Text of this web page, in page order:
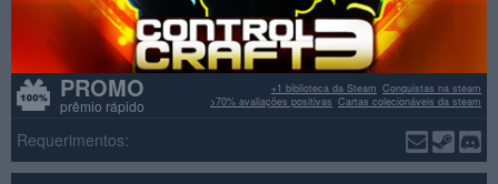
PROMO
prêmio rápido
Conquistas na steam
+1 biblioteca da Steam
Cartas colecionáveis da steam
>70% avaliações positivas
Requerimentos: